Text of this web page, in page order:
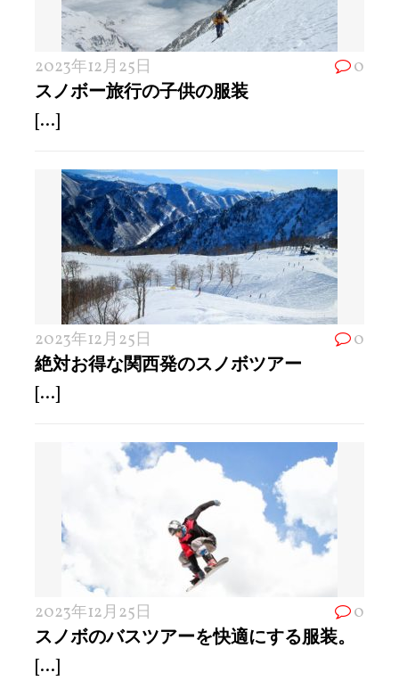
2023年12月25日 0
スノボー旅行の子供の服装
[...]
2023年12月25日 0
絶対お得な関西発のスノボツアー
[...]
2023年12月25日 0
スノボのバスツアーを快適にする服装。
[...]